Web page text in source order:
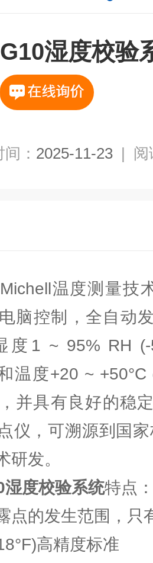
湿度校验
： 2025-11-23 | 阅
温度测量技术
脑控制，全自动
1 ~ 95% RH (-
温度+20 ~
并具有良好的稳
仪，可溯源到国
研发。
度校验系统特点
点的发生范围，只
高精度标准